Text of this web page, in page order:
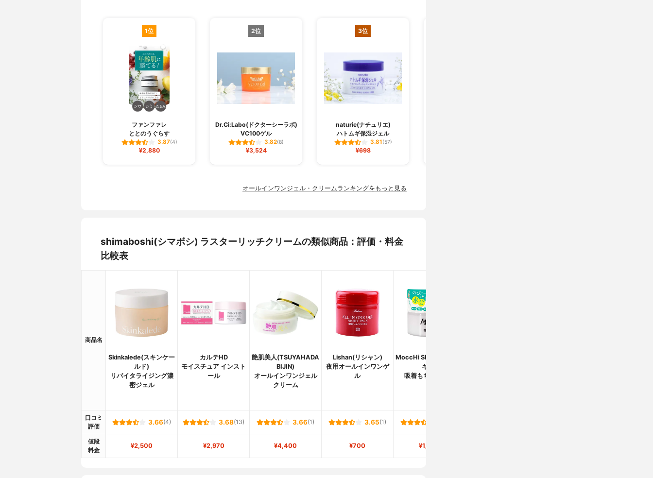
1位
ファンファレ
ととのうぐらす
3.87(4)
¥2,880
2位
Dr.Ci:Labo(ドクターシーラボ)
VC100ゲル
3.82(8)
¥3,524
3位
naturie(ナチュリエ)
ハトムギ保湿ジェル
3.81(57)
¥698
オールインワンジェル・クリームランキングをもっと見る
shimaboshi(シマボシ) ラスターリッチクリームの類似商品：評価・料金
比較表
商品名
Skinkalede(スキンケー
ルド)
リバイタライジング濃
密ジェル
カルテHD
モイスチュア インスト
ール
艶肌美人(TSUYAHADA
BIJIN)
オールインワンジェル
クリーム
Lishan(リシャン)
夜用オールインワンゲ
ル
MoccHi SKIN(モッチス
キン)
吸着もちクリーム
口コミ
評価
3.66(4) 3.68(13) 3.66(1) 3.65(1)
値段
料金
¥2,500 ¥2,970 ¥4,400 ¥700 ¥1,480